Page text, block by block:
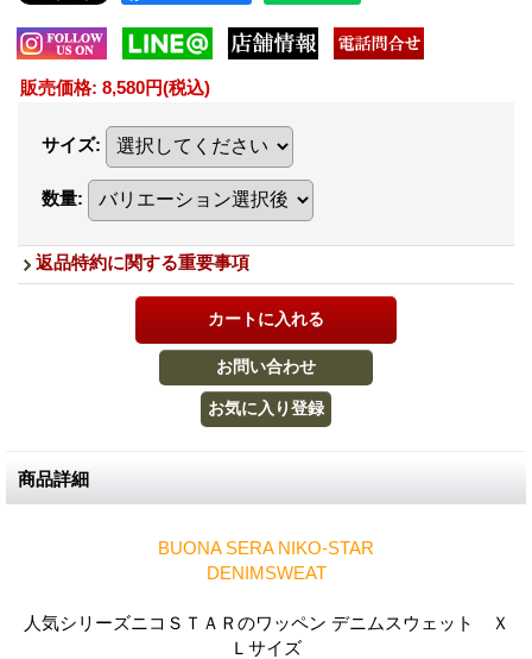
販売価格: 8,580円(税込)
サイズ:
数量:
返品特約に関する重要事項
商品詳細
BUONA SERA NIKO-STAR
DENIMSWEAT
人気シリーズニコＳＴＡＲのワッペン デニムスウェット Ｘ
Ｌサイズ